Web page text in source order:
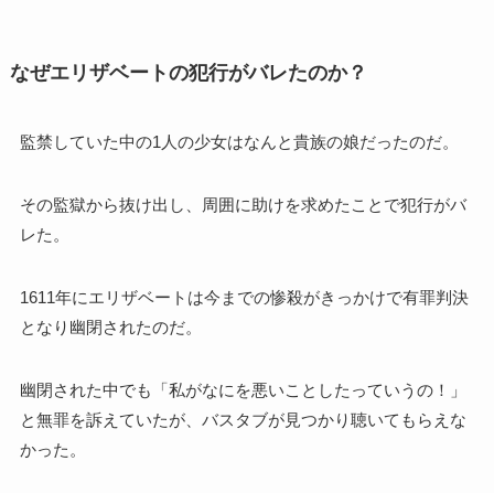
なぜエリザベートの犯行がバレたのか？
監禁していた中の1人の少女はなんと貴族の娘だったのだ。
その監獄から抜け出し、周囲に助けを求めたことで犯行がバ
レた。
1611年にエリザベートは今までの惨殺がきっかけで有罪判決
となり幽閉されたのだ。
幽閉された中でも「私がなにを悪いことしたっていうの！」
と無罪を訴えていたが、バスタブが見つかり聴いてもらえな
かった。